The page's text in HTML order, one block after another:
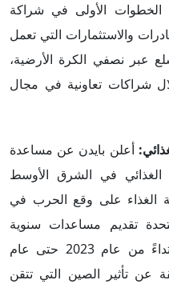
الأولى في شراكة
والاستثمارات التي تعمل
عبر نصفي الكرة الأرضية،
شراكات تعاونية في مجال
أعلن بايدن عن مساعدة
الغذائي في الشرق الأوسط
الغذاء على وقع الحرب في
تقديم مساعدات سنوية
للأردن بقيمة 1.45 مليار دولار ابتداءً من عام 2023 حتى عام
عن تأثير الصين التي تتقن